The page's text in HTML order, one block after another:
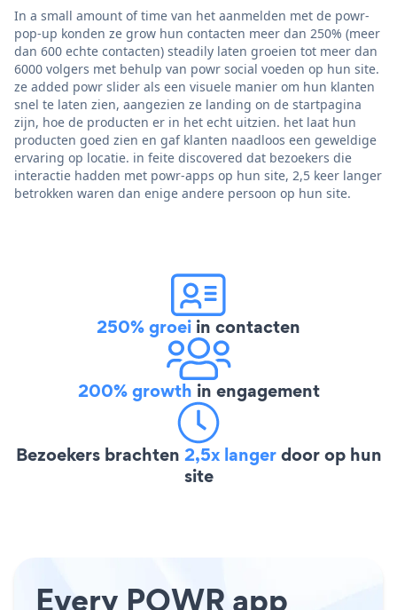
In a small amount of time van het aanmelden met de powr-
pop-up konden ze grow hun contacten meer dan 250% (meer
dan 600 echte contacten) steadily laten groeien tot meer dan
6000 volgers met behulp van powr social voeden op hun site.
ze added powr slider als een visuele manier om hun klanten
snel te laten zien, aangezien ze landing on de startpagina
zijn, hoe de producten er in het echt uitzien. het laat hun
producten goed zien en gaf klanten naadloos een geweldige
ervaring op locatie. in feite discovered dat bezoekers die
interactie hadden met powr-apps op hun site, 2,5 keer langer
betrokken waren dan enige andere persoon op hun site.
250% groei in contacten
200% growth in engagement
Bezoekers brachten 2,5x langerdoor op hun
site
Every POWR app